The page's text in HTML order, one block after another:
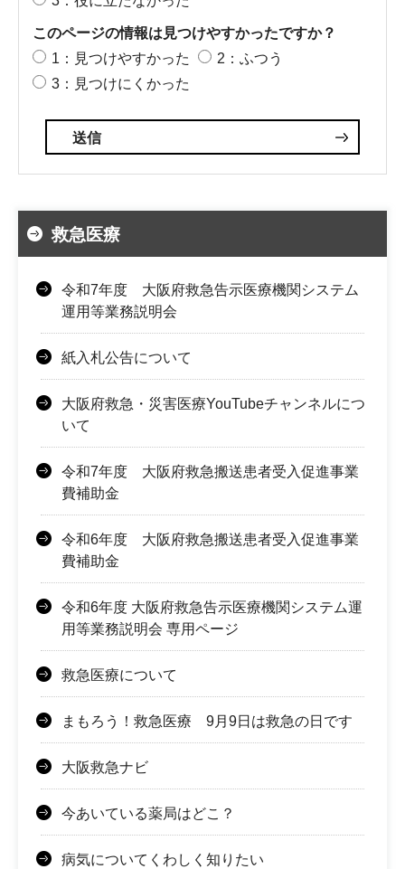
このページの情報は見つけやすかったですか？
1：見つけやすかった
2：ふつう
3：見つけにくかった
救急医療
令和7年度 大阪府救急告示医療機関システム
運用等業務説明会
紙入札公告について
大阪府救急・災害医療YouTubeチャンネルにつ
いて
令和7年度 大阪府救急搬送患者受入促進事業
費補助金
令和6年度 大阪府救急搬送患者受入促進事業
費補助金
令和6年度 大阪府救急告示医療機関システム運
用等業務説明会 専用ページ
救急医療について
まもろう！救急医療 9月9日は救急の日です
大阪救急ナビ
今あいている薬局はどこ？
病気についてくわしく知りたい